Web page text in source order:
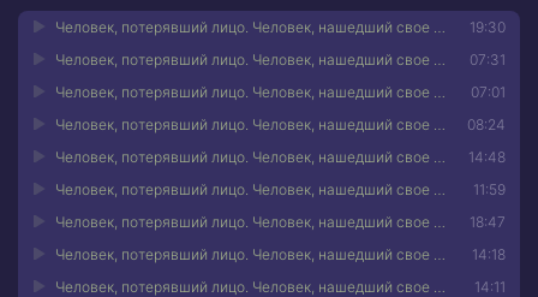
19:30
Человек, потерявший лицо. Человек, нашедший свое лицо 01
07:31
Человек, потерявший лицо. Человек, нашедший свое лицо 02
07:01
Человек, потерявший лицо. Человек, нашедший свое лицо 03
08:24
Человек, потерявший лицо. Человек, нашедший свое лицо 04
14:48
Человек, потерявший лицо. Человек, нашедший свое лицо 05
11:59
Человек, потерявший лицо. Человек, нашедший свое лицо 06
18:47
Человек, потерявший лицо. Человек, нашедший свое лицо 07
14:18
Человек, потерявший лицо. Человек, нашедший свое лицо 08
14:11
Человек, потерявший лицо. Человек, нашедший свое лицо 09